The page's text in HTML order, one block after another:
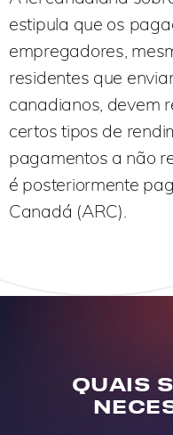
estipula que os
empregadores,
residentes que
canadianos, devem
certos tipos de
pagamentos a não
é posteriormente
Canadá (ARC).
QUAIS